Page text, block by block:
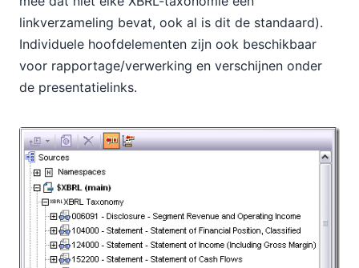
linkverzameling bevat, ook al is dit de standaard).
Individuele hoofdelementen zijn ook beschikbaar
voor rapportage/verwerking en verschijnen onder
de presentatielinks.